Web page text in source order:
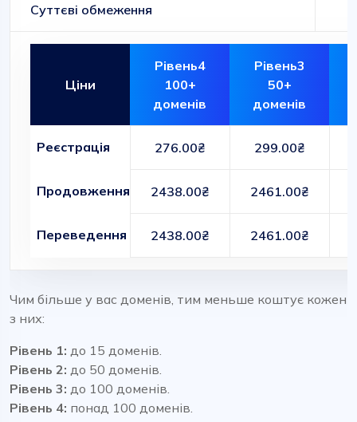
Суттєві обмеження
Ціни
Рівень4
100+
доменів
Рівень3
50+
доменів
Реєстрація 276.00₴ 299.00₴
Продовження 2438.00₴ 2461.00₴
Переведення 2438.00₴ 2461.00₴
Чим більше у вас доменів, тим меньше коштує кожен
з них:
Рівень 1: до 15 доменів.
Рівень 2: до 50 доменів.
Рівень 3: до 100 доменів.
Рівень 4: понад 100 доменів.